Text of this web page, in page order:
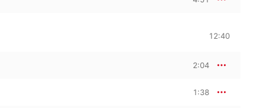
12:40
2:04
1:38